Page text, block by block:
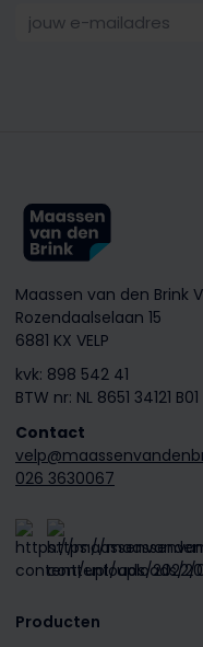
jouw e-mailadres
Maassen van den Brink
Rozendaalselaan 15
6881 KX VELP
kvk: 898 542 41
BTW nr: NL 8651 34121 B01
Contact
026 3630067
Producten